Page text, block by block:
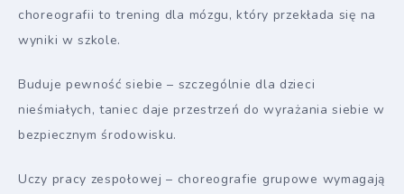
choreografii to trening dla mózgu, który przekłada się na
wyniki w szkole.
Buduje pewność siebie – szczególnie dla dzieci
nieśmiałych, taniec daje przestrzeń do wyrażania siebie w
bezpiecznym środowisku.
Uczy pracy zespołowej – choreografie grupowe wymagają